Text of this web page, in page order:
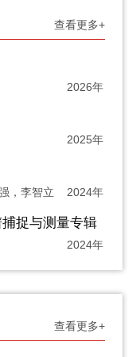
查看更多+
2026年
2025年
，李智立 2024年
捉与测量专辑
2024年
查看更多+